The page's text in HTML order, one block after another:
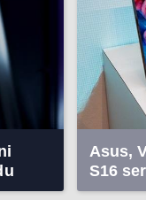
Asus,
S16